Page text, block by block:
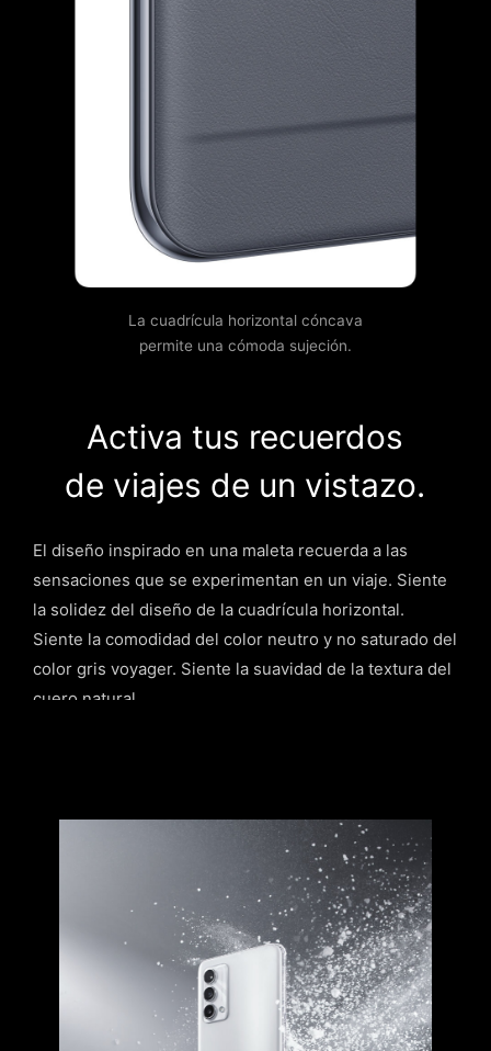
La cuadrícula horizontal cóncava
permite una cómoda sujeción.
Activa tus recuerdos
de viajes de un vistazo.
El diseño inspirado en una maleta recuerda a las
sensaciones que se experimentan en un viaje. Siente
la solidez del diseño de la cuadrícula horizontal.
Siente la comodidad del color neutro y no saturado del
color gris voyager. Siente la suavidad de la textura del
cuero natural.